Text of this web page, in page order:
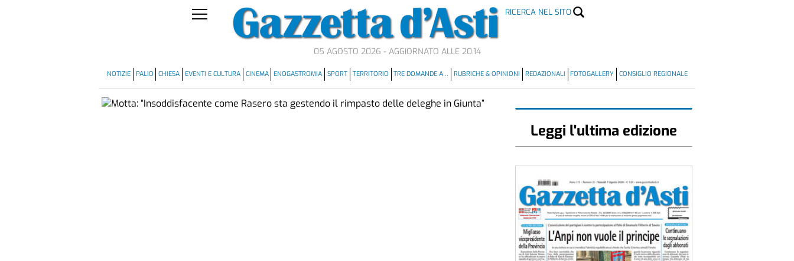
RICERCA NEL SITO
05 AGOSTO 2026 - AGGIORNATO ALLE 20.14
NOTIZIE PALIO CHIESA EVENTI E CULTURA CINEMA ENOGASTROMIA SPORT TERRITORIO TRE DOMANDE A… RUBRICHE & OPINIONI REDAZIONALI FOTOGALLERY CONSIGLIO REGIONALE
Leggi l'ultima edizione